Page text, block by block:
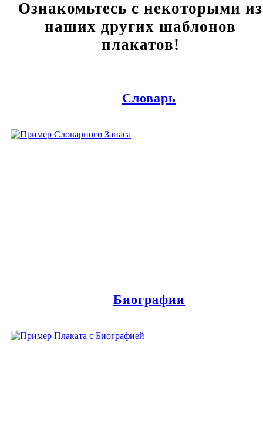
Ознакомьтесь с некоторыми из
наших других шаблонов
плакатов!
Словарь
Биографии